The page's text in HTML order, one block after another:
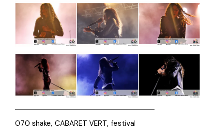
070 shake CABARET VERT festival